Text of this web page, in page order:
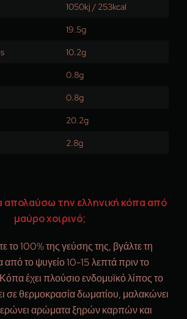
1050kj / 253kcal
19.5g
10.2g
0.8g
0.8g
20.2g
2.8g
την ελληνική κόπα από
μαύρο χοιρινό;
το 100% της γεύσης της, βγάλτε τη
το ψυγείο 10-15 λεπτά πριν το
έχει πλούσιο ενδομυϊκό λίπος το
σε θερμοκρασία δωματίου, μαλακώνει
αρώματα ξηρών καρπών και